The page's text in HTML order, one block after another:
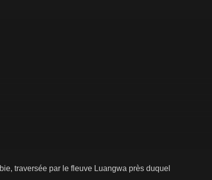
traversée par le fleuve Luangwa près duquel